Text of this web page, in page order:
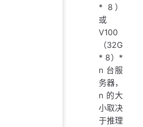
* 8）
或
V100
（32G
* 8）*
n 台服
务器，
n 的大
小取决
于推理